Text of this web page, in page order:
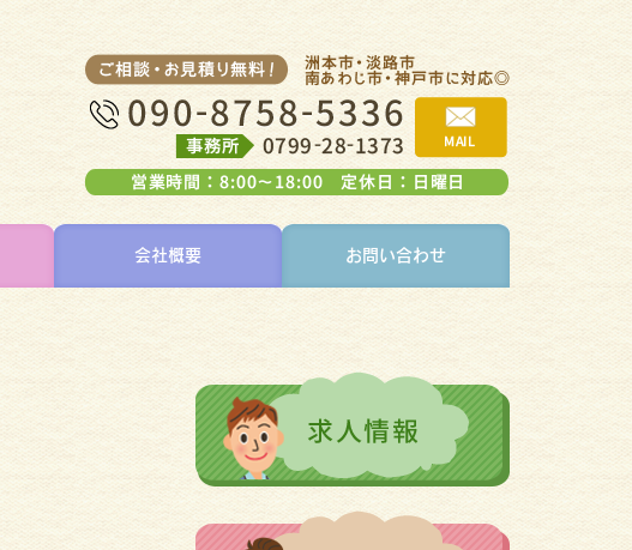
会社概要 お問い合わせ